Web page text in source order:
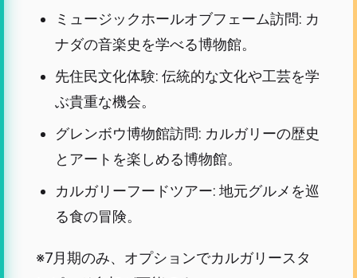
ミュージックホールオブフェーム訪問: カ
ナダの音楽史を学べる博物館。
先住民文化体験: 伝統的な文化や工芸を学
ぶ貴重な機会。
グレンボウ博物館訪問: カルガリーの歴史
とアートを楽しめる博物館。
カルガリーフードツアー: 地元グルメを巡
る食の冒険。
※7月期のみ、オプションでカルガリースタ